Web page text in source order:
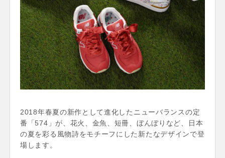
2018年春夏の新作として進化したニューバランスの定
番「574」が、花火、金魚、短冊、ぼんぼりなど、日本
の夏を彩る風物詩をモチーフにした新たなデザインで登
場します。